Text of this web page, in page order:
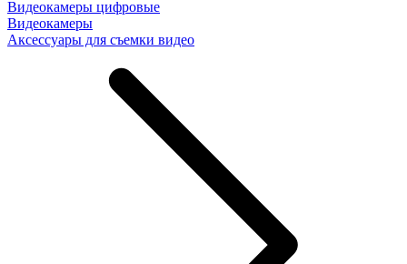
Видеокамеры цифровые
Видеокамеры
Аксессуары для съемки видео